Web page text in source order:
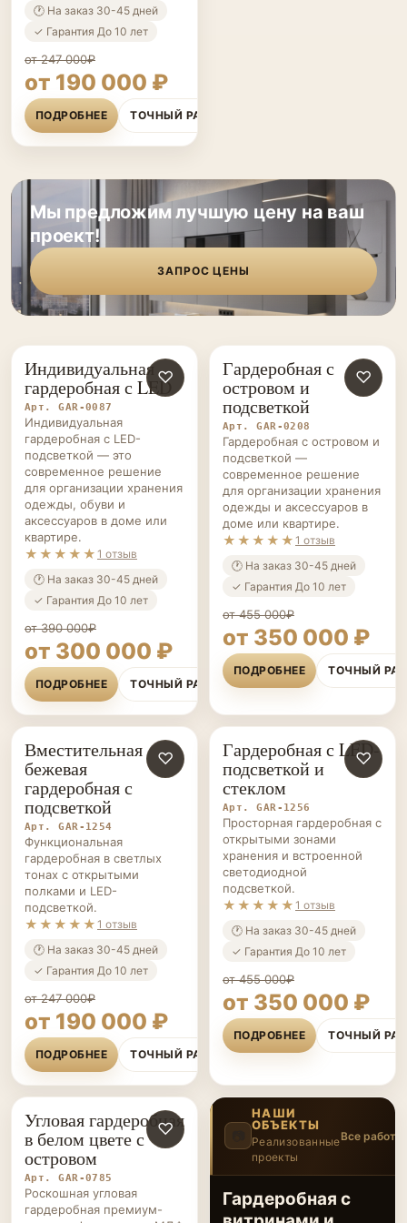
🕐 На заказ 30-45 дней
от 247 000₽
от 190 000 ₽
ПОДРОБНЕЕ ТОЧНЫЙ РАСЧЁТ
Мы предложим лучшую цену на ваш
проект!
ГАРДЕРОБНЫЕ НА ЗАКАЗ
♡
Индивидуальная
гардеробная с LED
Арт. GAR-0087
Индивидуальная
гардеробная с LED-
подсветкой — это
современное решение
для организации хранения
одежды, обуви и
аксессуаров в доме или
квартире.
🕐 На заказ 30-45 дней
от 390 000₽
от 300 000 ₽
ПОДРОБНЕЕ ТОЧНЫЙ РАСЧЁТ
ГАРДЕРОБНЫЕ НА ЗАКАЗ
♡
Гардеробная с
островом и
подсветкой
Арт. GAR-0208
Гардеробная с островом и
подсветкой —
современное решение
для организации хранения
одежды и аксессуаров в
доме или квартире.
🕐 На заказ 30-45 дней
от 455 000₽
от 350 000 ₽
ПОДРОБНЕЕ ТОЧНЫЙ
ГАРДЕРОБНЫЕ НА ЗАКАЗ
♡
Вместительная
бежевая
гардеробная с
подсветкой
Арт. GAR-1254
Функциональная
гардеробная в светлых
тонах с открытыми
полками и LED-
подсветкой.
🕐 На заказ 30-45 дней
от 247 000₽
от 190 000 ₽
ПОДРОБНЕЕ ТОЧНЫЙ РАСЧЁТ
ГАРДЕРОБНЫЕ НА ЗАКАЗ
♡
Гардеробная с LED-
подсветкой и
стеклом
Арт. GAR-1256
Просторная гардеробная с
открытыми зонами
хранения и встроенной
светодиодной
подсветкой.
🕐 На заказ 30-45 дней
от 455 000₽
от 350 000 ₽
ПОДРОБНЕЕ ТОЧНЫЙ
ГАРДЕРОБНЫЕ НА ЗАКАЗ
♡
Угловая гардеробная
в белом цвете с
островом
Арт. GAR-0785
Роскошная угловая
📷
НАШИ
ОБЪЕКТЫ
Реализованные
проекты
‹
3/12
Гардеробная с